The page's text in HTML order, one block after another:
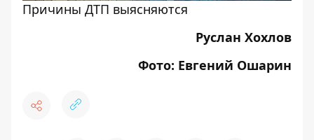
Причины ДТП выясняются
Руслан Хохлов
Фото: Евгений Ошарин